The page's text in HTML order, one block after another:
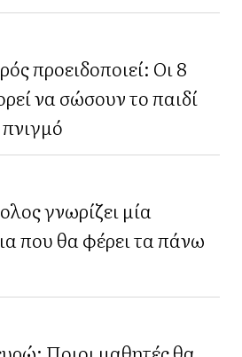
προειδοποιεί: Οι 8
να σώσουν το παιδί
γνωρίζει μία
που θα φέρει τα πάνω